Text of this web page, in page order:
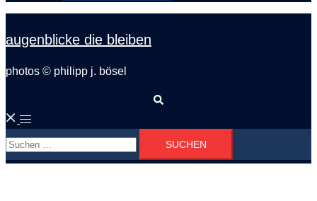
augenblicke die bleiben
photos © philipp j. bösel
Menü
umschalten
Suchen
nach: